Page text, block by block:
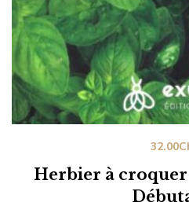
Herbier à croquer
32.00